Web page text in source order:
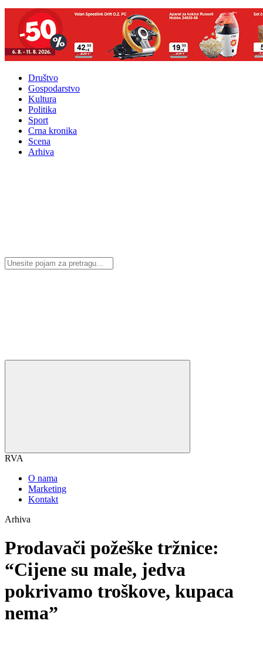
Društvo
Gospodarstvo
Kultura
Politika
Sport
Crna kronika
Scena
Arhiva
RVA
O nama
Marketing
Kontakt
Arhiva
Prodavači požeške tržnice:
“Cijene su male, jedva
pokrivamo troškove, kupaca
nema”